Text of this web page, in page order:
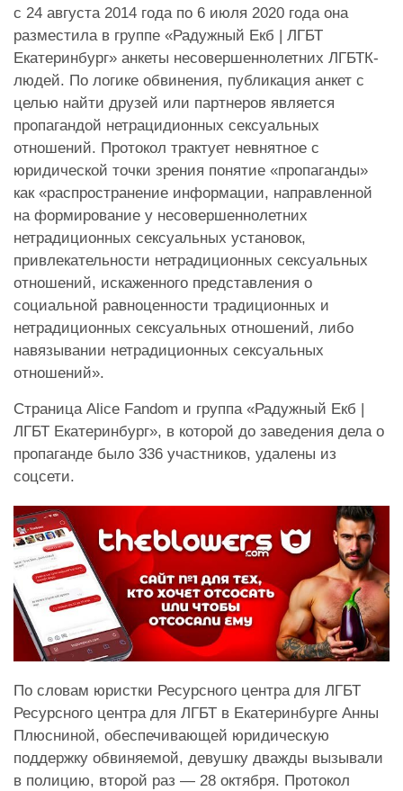
с 24 августа 2014 года по 6 июля 2020 года она
разместила в группе «Радужный Екб | ЛГБТ
Екатеринбург» анкеты несовершеннолетних ЛГБТК-
людей. По логике обвинения, публикация анкет с
целью найти друзей или партнеров является
пропагандой нетрацидионных сексуальных
отношений. Протокол трактует невнятное с
юридической точки зрения понятие «пропаганды»
как «распространение информации, направленной
на формирование у несовершеннолетних
нетрадиционных сексуальных установок,
привлекательности нетрадиционных сексуальных
отношений, искаженного представления о
социальной равноценности традиционных и
нетрадиционных сексуальных отношений, либо
навязывании нетрадиционных сексуальных
отношений».
Страница Alice Fandom и группа «Радужный Екб |
ЛГБТ Екатеринбург», в которой до заведения дела о
пропаганде было 336 участников, удалены из
соцсети.
По словам юристки Ресурсного центра для ЛГБТ
Ресурсного центра для ЛГБТ в Екатеринбурге Анны
Плюсниной, обеспечивающей юридическую
поддержку обвиняемой, девушку дважды вызывали
в полицию, второй раз — 28 октября. Протокол